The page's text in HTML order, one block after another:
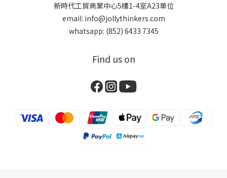
新時代工貿商業中心5樓1-4室A23單位
email: info@jollythinkers.com
whatsapp: (852) 6433 7345
Find us on